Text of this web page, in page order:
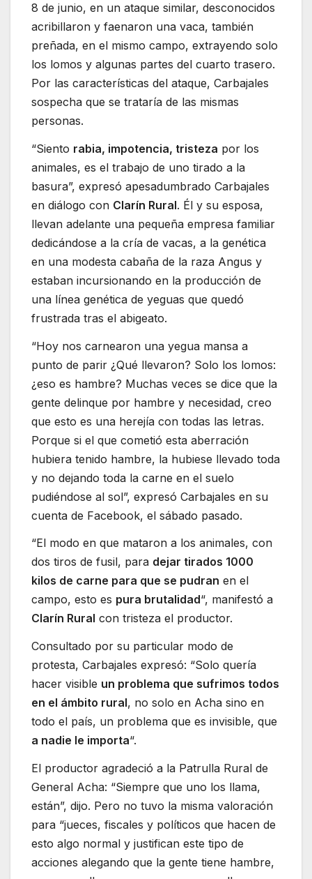
8 de junio, en un ataque similar, desconocidos
acribillaron y faenaron una vaca, también
preñada, en el mismo campo, extrayendo solo
los lomos y algunas partes del cuarto trasero.
Por las características del ataque, Carbajales
sospecha que se trataría de las mismas
personas.
“Siento rabia, impotencia, tristeza por los
animales, es el trabajo de uno tirado a la
basura”, expresó apesadumbrado Carbajales
en diálogo con Clarín Rural. Él y su esposa,
llevan adelante una pequeña empresa familiar
dedicándose a la cría de vacas, a la genética
en una modesta cabaña de la raza Angus y
estaban incursionando en la producción de
una línea genética de yeguas que quedó
frustrada tras el abigeato.
“Hoy nos carnearon una yegua mansa a
punto de parir ¿Qué llevaron? Solo los lomos:
¿eso es hambre? Muchas veces se dice que la
gente delinque por hambre y necesidad, creo
que esto es una herejía con todas las letras.
Porque si el que cometió esta aberración
hubiera tenido hambre, la hubiese llevado toda
y no dejando toda la carne en el suelo
pudiéndose al sol”, expresó Carbajales en su
cuenta de Facebook, el sábado pasado.
“El modo en que mataron a los animales, con
dos tiros de fusil, para dejar tirados 1000
kilos de carne para que se pudran en el
campo, esto es pura brutalidad“, manifestó a
Clarín Rural con tristeza el productor.
Consultado por su particular modo de
protesta, Carbajales expresó: “Solo quería
hacer visible un problema que sufrimos todos
en el ámbito rural, no solo en Acha sino en
todo el país, un problema que es invisible, que
a nadie le importa“.
El productor agradeció a la Patrulla Rural de
General Acha: “Siempre que uno los llama,
están”, dijo. Pero no tuvo la misma valoración
para “jueces, fiscales y políticos que hacen de
esto algo normal y justifican este tipo de
acciones alegando que la gente tiene hambre,